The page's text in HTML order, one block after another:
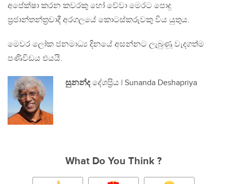
අපේක්ෂා කරන කවරකු හෝ වේවා මෙරට පොදු
ප්‍රජාන්තන්ත්‍රවාදී අරගලයේ කොටස්කරුවකු විය යුතුය.
මෙවර ලෝක ජනමාධ්‍ය දිනයේ අසන්නට ලැබුණූ වැදගත්ම
පණිවිඩය එයයි.
සුනන්දදේශප්‍රිය | Sunanda Deshapriya
What Do You Think ?